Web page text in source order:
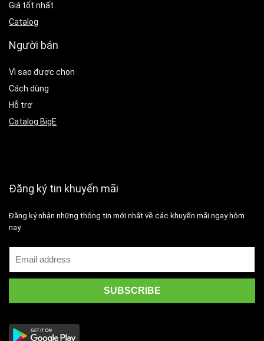
Giá tốt nhất
Catalog
Người bán
Vì sao được chọn
Cách dùng
Hỗ trợ
Catalog BigE
Đăng ký tin khuyến mãi
Đăng ký nhận những thông tin mới nhất về các khuyến mãi ngay hôm
nay.